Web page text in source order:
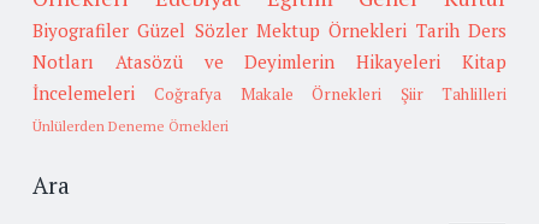
Biyografiler Güzel Sözler Mektup Örnekleri Tarih Ders
Notları
Atasözü ve Deyimlerin Hikayeleri
Kitap
İncelemeleri
Coğrafya Makale Örnekleri Şiir Tahlilleri
Ünlülerden Deneme Örnekleri
Ara